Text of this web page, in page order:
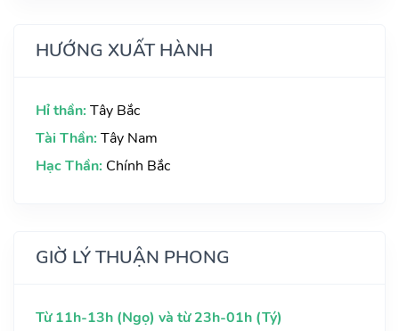
HƯỚNG XUẤT HÀNH
Hỉ thần: Tây Bắc
Tài Thần: Tây Nam
Hạc Thần: Chính Bắc
GIỜ LÝ THUẬN PHONG
Từ 11h-13h (Ngọ) và từ 23h-01h (Tý)